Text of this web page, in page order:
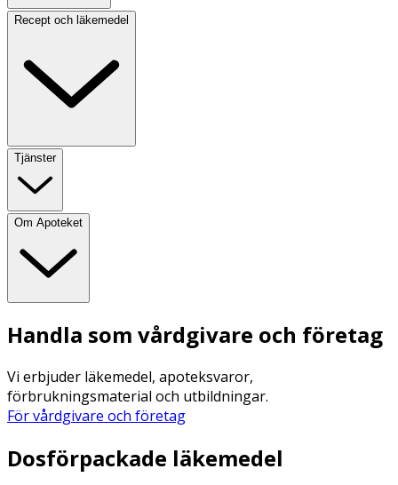
Recept och läkemedel
Tjänster
Om Apoteket
Handla som vårdgivare och företag
Vi erbjuder läkemedel, apoteksvaror,
förbrukningsmaterial och utbildningar.
För vårdgivare och företag
Dosförpackade läkemedel